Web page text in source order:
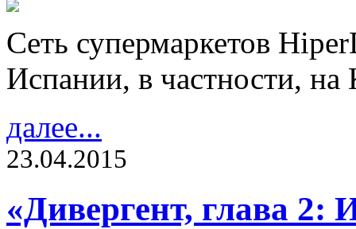
Сеть супермаркетов
Испании, в частности, на
далее...
23.04.2015
«Дивергент, глава 2: